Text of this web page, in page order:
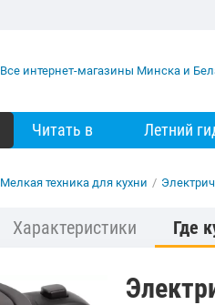
Читать в Летний
Мелкая техника для кухни /
Характеристики Где